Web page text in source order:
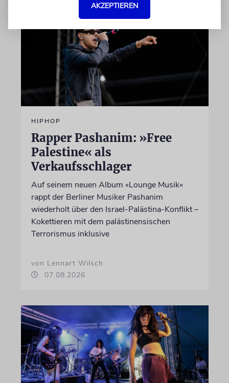
HIPHOP
Rapper Pashanim: »Free
Palestine« als
Verkaufsschlager
Auf seinem neuen Album »Lounge Musik«
rappt der Berliner Musiker Pashanim
wiederholt über den Israel-Palästina-Konflikt –
Kokettieren mit dem palästinensischen
Terrorismus inklusive
von Lennart Wilsch
07.08.2026
AKZEPTIEREN